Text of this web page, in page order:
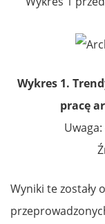
Wykres 1.
pracę
Wyniki te zostały